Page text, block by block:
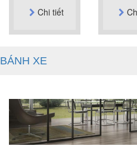
Chi tiết
BÁNH XE